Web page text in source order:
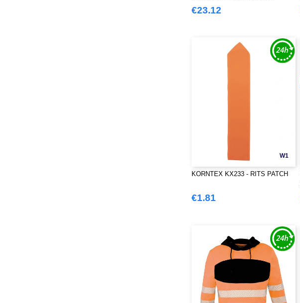
€23.12
W1
KORNTEX KX233 - RITS PATCH
€1.81